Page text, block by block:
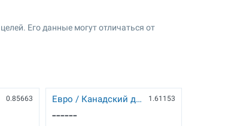
Его данные могут отличаться от
0.85663 Евро / Канадский доллар 1.61153
------